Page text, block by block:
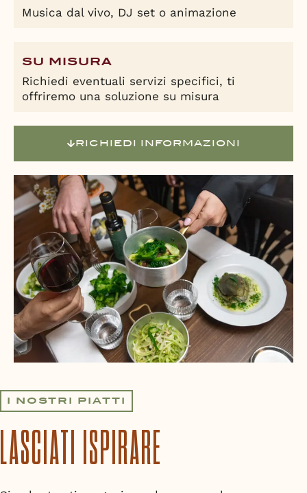
Musica dal vivo, DJ set o animazione
SU MISURA
Richiedi eventuali servizi specifici, ti
offriremo una soluzione su misura
RICHIEDI INFORMAZIONI
I NOSTRI PIATTI
LASCIATI ISPIRARE